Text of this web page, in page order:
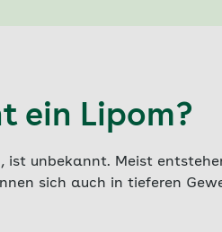
ein Lipom?
ist unbekannt. Meist
sich auch in tieferen